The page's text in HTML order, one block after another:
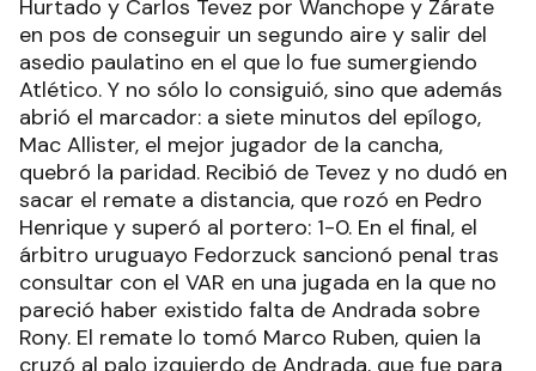
Hurtado y Carlos Tevez por Wanchope y Zárate
en pos de conseguir un segundo aire y salir del
asedio paulatino en el que lo fue sumergiendo
Atlético. Y no sólo lo consiguió, sino que además
abrió el marcador: a siete minutos del epílogo,
Mac Allister, el mejor jugador de la cancha,
quebró la paridad. Recibió de Tevez y no dudó en
sacar el remate a distancia, que rozó en Pedro
Henrique y superó al portero: 1-0. En el final, el
árbitro uruguayo Fedorzuck sancionó penal tras
consultar con el VAR en una jugada en la que no
pareció haber existido falta de Andrada sobre
Rony. El remate lo tomó Marco Ruben, quien la